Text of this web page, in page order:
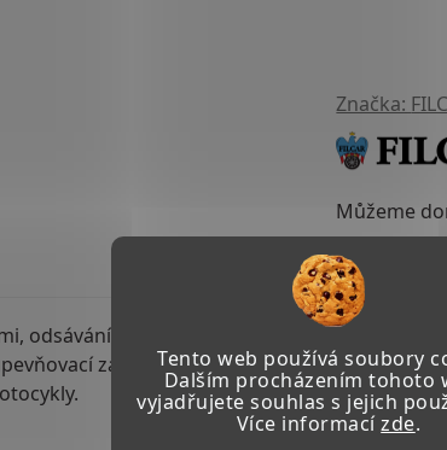
Tento web používá soubory
Dalším procházením tohoto
vyjadřujete souhlas s jejich
Více informacízde.
Značka:
Můžeme
odsávání s hliníkovou kolejnicí ETK a
zařízení včetně kolejnice.